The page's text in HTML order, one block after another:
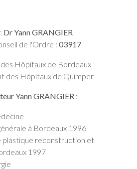
Dr Yann GRANGIER
de l'Ordre : 03917
Hôpitaux de Bordeaux
des Hôpitaux de Quimper
Yann GRANGIER :
à Bordeaux 1996
plastique reconstruction et
1997